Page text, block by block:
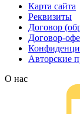
Карта сайта
Реквизиты
Договор
Договор-
Авторские
О нас